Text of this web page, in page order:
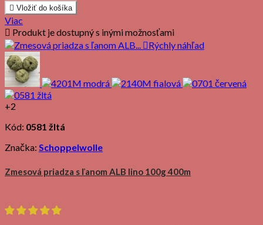
 Vložiť do košíka
Viac
 Produkt je dostupný s inými možnosťami
Rýchly náhľad
+2
Kód: 0581 žltá
Značka: Schoppelwolle
Zmesová priadza s ľanom ALB lino 100g 400m